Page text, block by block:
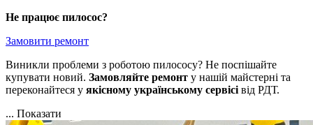
Не працює пилосос?
Замовити ремонт
Виникли проблеми з роботою пилососу? Не поспішайте
купувати новий. Замовляйте ремонт у нашій майстерні та
переконайтеся у якісному українському сервісі від РДТ.
... Показати